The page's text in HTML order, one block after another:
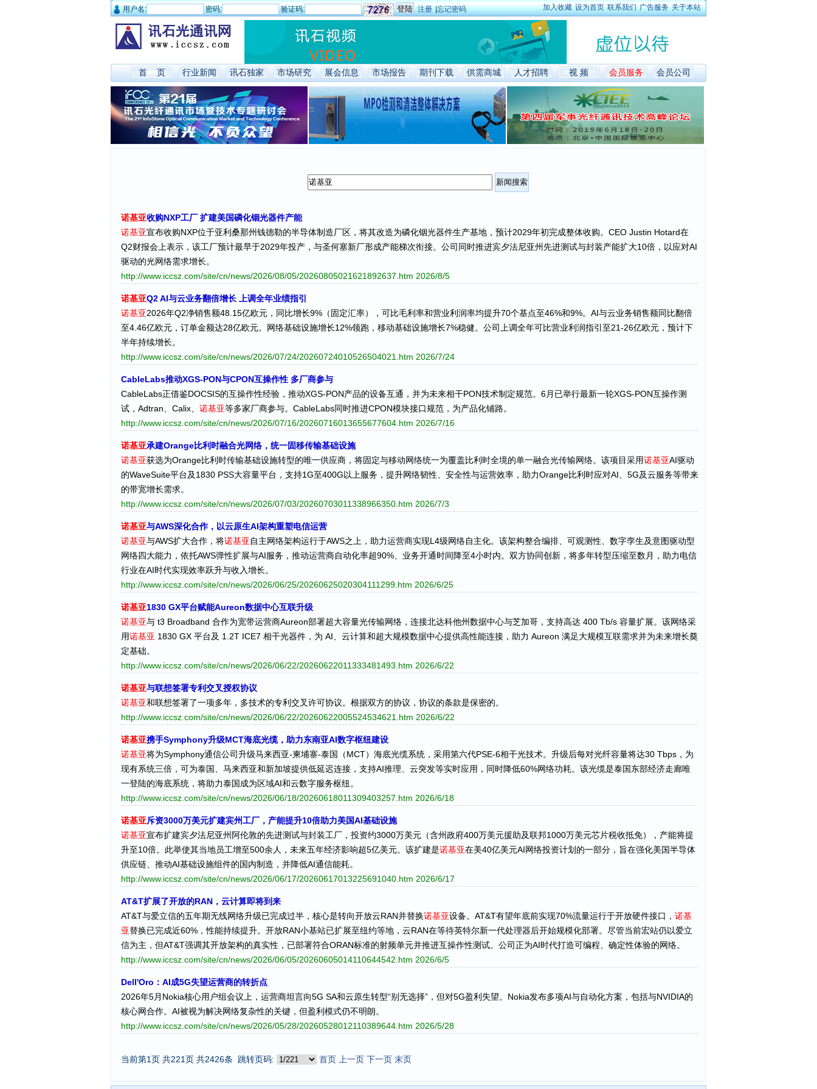
用户名: 密码: 验证码: 注册 |忘记密码 加入收藏 设为首页 联系我们 广告服务 关于本站
首 页 行业新闻 讯石独家 市场研究 展会信息 市场报告 期刊下载 供需商城 人才招聘 视 频 会员服务 会员公司
诺基亚收购NXP工厂 扩建美国磷化铟光器件产能
诺基亚宣布收购NXP位于亚利桑那州钱德勒的半导体制造厂区，将其改造为磷化铟光器件生产基地，预计2029年初完成整体收购。CEO Justin Hotard在
Q2财报会上表示，该工厂预计最早于2029年投产，与圣何塞新厂形成产能梯次衔接。公司同时推进宾夕法尼亚州先进测试与封装产能扩大10倍，以应对AI
驱动的光网络需求增长。
http://www.iccsz.com/site/cn/news/2026/08/05/20260805021621892637.htm 2026/8/5
诺基亚Q2 AI与云业务翻倍增长 上调全年业绩指引
诺基亚2026年Q2净销售额48.15亿欧元，同比增长9%（固定汇率），可比毛利率和营业利润率均提升70个基点至46%和9%。AI与云业务销售额同比翻倍
至4.46亿欧元，订单金额达28亿欧元。网络基础设施增长12%领跑，移动基础设施增长7%稳健。公司上调全年可比营业利润指引至21-26亿欧元，预计下
半年持续增长。
http://www.iccsz.com/site/cn/news/2026/07/24/20260724010526504021.htm 2026/7/24
CableLabs推动XGS-PON与CPON互操作性 多厂商参与
CableLabs正借鉴DOCSIS的互操作性经验，推动XGS-PON产品的设备互通，并为未来相干PON技术制定规范。6月已举行最新一轮XGS-PON互操作测
试，Adtran、Calix、 诺基亚等多家厂商参与。CableLabs同时推进CPON模块接口规范，为产品化铺路。
http://www.iccsz.com/site/cn/news/2026/07/16/20260716013655677604.htm 2026/7/16
诺基亚承建Orange比利时融合光网络，统一固移传输基础设施
诺基亚获选为Orange比利时传输基础设施转型的唯一供应商，将固定与移动网络统一为覆盖比利时全境的单一融合光传输网络。该项目采用诺基亚AI驱动
的WaveSuite平台及1830 PSS大容量平台，支持1G至400G以上服务，提升网络韧性、安全性与运营效率，助力Orange比利时应对AI、5G及云服务等带来
的带宽增长需求。
http://www.iccsz.com/site/cn/news/2026/07/03/20260703011338966350.htm 2026/7/3
诺基亚与AWS深化合作，以云原生AI架构重塑电信运营
诺基亚与AWS扩大合作，将诺基亚自主网络架构运行于AWS之上，助力运营商实现L4级网络自主化。该架构整合编排、可观测性、数字孪生及意图驱动型
网络四大能力，依托AWS弹性扩展与AI服务，推动运营商自动化率超90%、业务开通时间降至4小时内。双方协同创新，将多年转型压缩至数月，助力电信
行业在AI时代实现效率跃升与收入增长。
http://www.iccsz.com/site/cn/news/2026/06/25/20260625020304111299.htm 2026/6/25
诺基亚1830 GX平台赋能Aureon数据中心互联升级
诺基亚与 t3 Broadband 合作为宽带运营商Aureon部署超大容量光传输网络，连接北达科他州数据中心与芝加哥，支持高达 400 Tb/s 容量扩展。该网络采
用诺基亚 1830 GX 平台及 1.2T ICE7 相干光器件，为 AI、云计算和超大规模数据中心提供高性能连接，助力 Aureon 满足大规模互联需求并为未来增长奠
定基础。
http://www.iccsz.com/site/cn/news/2026/06/22/20260622011333481493.htm 2026/6/22
诺基亚与联想签署专利交叉授权协议
诺基亚和联想签署了一项多年，多技术的专利交叉许可协议。根据双方的协议，协议的条款是保密的。
http://www.iccsz.com/site/cn/news/2026/06/22/20260622005524534621.htm 2026/6/22
诺基亚携手Symphony升级MCT海底光缆，助力东南亚AI数字枢纽建设
诺基亚将为Symphony通信公司升级马来西亚-柬埔寨-泰国（MCT）海底光缆系统，采用第六代PSE-6相干光技术。升级后每对光纤容量将达30 Tbps，为
现有系统三倍，可为泰国、马来西亚和新加坡提供低延迟连接，支持AI推理、云突发等实时应用，同时降低60%网络功耗。该光缆是泰国东部经济走廊唯
一登陆的海底系统，将助力泰国成为区域AI和云数字服务枢纽。
http://www.iccsz.com/site/cn/news/2026/06/18/20260618011309403257.htm 2026/6/18
诺基亚斥资3000万美元扩建宾州工厂，产能提升10倍助力美国AI基础设施
诺基亚宣布扩建宾夕法尼亚州阿伦敦的先进测试与封装工厂，投资约3000万美元（含州政府400万美元援助及联邦1000万美元芯片税收抵免），产能将提
升至10倍。此举使其当地员工增至500余人，未来五年经济影响超5亿美元。该扩建是诺基亚在美40亿美元AI网络投资计划的一部分，旨在强化美国半导体
供应链、推动AI基础设施组件的国内制造，并降低AI通信能耗。
http://www.iccsz.com/site/cn/news/2026/06/17/20260617013225691040.htm 2026/6/17
AT&T扩展了开放的RAN，云计算即将到来
AT&T与爱立信的五年期无线网络升级已完成过半，核心是转向开放云RAN并替换诺基亚设备。AT&T有望年底前实现70%流量运行于开放硬件接口， 诺基
亚替换已完成近60%，性能持续提升。开放RAN小基站已扩展至纽约等地，云RAN在等待英特尔新一代处理器后开始规模化部署。尽管当前宏站仍以爱立
信为主，但AT&T强调其开放架构的真实性，已部署符合ORAN标准的射频单元并推进互操作性测试。公司正为AI时代打造可编程、确定性体验的网络。
http://www.iccsz.com/site/cn/news/2026/06/05/20260605014110644542.htm 2026/6/5
Dell'Oro：AI成5G失望运营商的转折点
2026年5月Nokia核心用户组会议上，运营商坦言向5G SA和云原生转型“别无选择”，但对5G盈利失望。Nokia发布多项AI与自动化方案，包括与NVIDIA的
核心网合作。AI被视为解决网络复杂性的关键，但盈利模式仍不明朗。
http://www.iccsz.com/site/cn/news/2026/05/28/20260528012110389644.htm 2026/5/28
当前第1页 共221页 共2426条 跳转页码: 首页 上一页 下一页 末页